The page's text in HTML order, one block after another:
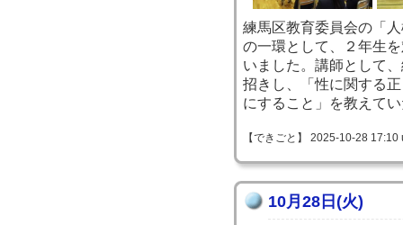
練馬区教育委員会の「
の一環として、２年生
いました。講師として
招きし、「性に関する
にすること」を教えて
【できごと】 2025-10-28
10月28日(火)